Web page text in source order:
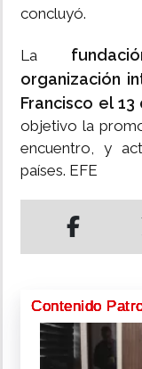
concluyó.
La
organización
Francisco el
objetivo la
encuentro, y
países. EFE
Contenido